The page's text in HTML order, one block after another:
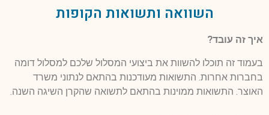
השוואה ותשואות הקופות
איך זה עובד?
בעמוד זה תוכלו להשוות את ביצועי המסלול שלכם למסלול דומה
בחברות אחרות. התשואות מעודכנות בהתאם לנתוני משרד
האוצר. התשואות ממוינות בהתאם לתשואה שהקרן השיגה השנה.